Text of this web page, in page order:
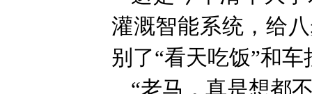
灌溉智能系统，给
别了“看天吃饭”和车
“老马，真是想都